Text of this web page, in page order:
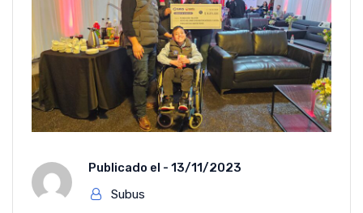
Publicado el - 13/11/2023
Subus